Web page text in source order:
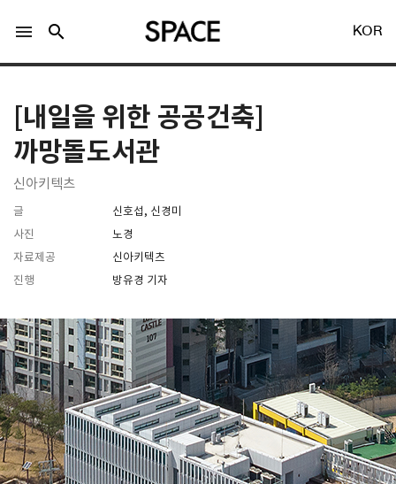
Facebook 로그인
Naver 로그인
SPACE 소개
공지사항
menu search KOR
[내일을 위한 공공건축]
까망돌도서관
신아키텍츠
글
신호섭, 신경미
사진
노경
자료제공
신아키텍츠
진행
방유경 기자